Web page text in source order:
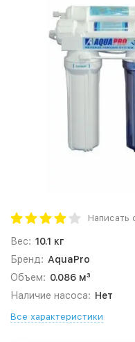
Написать
Вес: 10.1 кг
Бренд: AquaPro
Объем: 0.086 м³
Наличие насоса: Нет
Все характеристики